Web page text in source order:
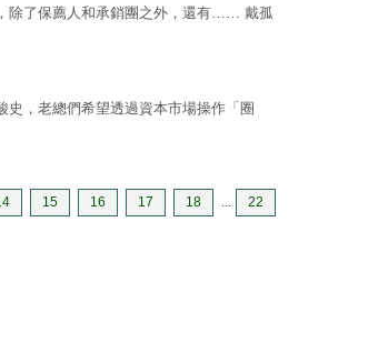
除了保薦人和承銷團之外，還有…… 戴孤
史，老總們希望透過資本市場操作「圈
15 16 17 18 ... 22